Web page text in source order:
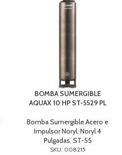
BOMBA SUMERGIBLE
AQUAX 10 HP ST-5529 PL
Bomba Sumergible Acero e
Impulsor Noryl, Noryl 4
Pulgadas, ST-55
SKU: 008215